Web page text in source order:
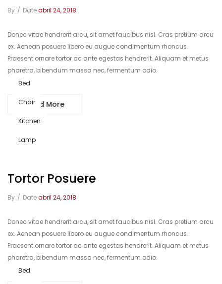
By / Dateabril 24, 2018
Donec vitae hendrerit arcu, sit amet faucibus nisl. Cras pretium arcu
ex. Aenean posuere libero eu augue condimentum rhoncus.
Praesent ornare tortor ac ante egestas hendrerit. Aliquam et metus
pharetra, bibendum massa nec, fermentum odio.
Read More
Bed
Chair
Kitchen
Lamp
Tortor Posuere
By / Dateabril 24, 2018
Donec vitae hendrerit arcu, sit amet faucibus nisl. Cras pretium arcu
ex. Aenean posuere libero eu augue condimentum rhoncus.
Praesent ornare tortor ac ante egestas hendrerit. Aliquam et metus
pharetra, bibendum massa nec, fermentum odio.
Bed